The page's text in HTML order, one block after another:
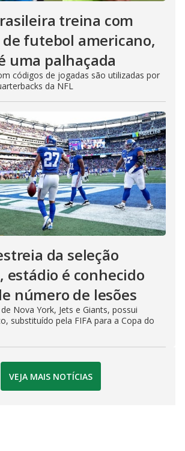
treina com
de futebol americano,
uma palhaçada
códigos de jogadas são utilizadas por
da NFL
da seleção
estádio é conhecido
número de lesões
Nova York, Jets e Giants, possui
substituído pela FIFA para a Copa do
VEJA MAIS NOTÍCIAS